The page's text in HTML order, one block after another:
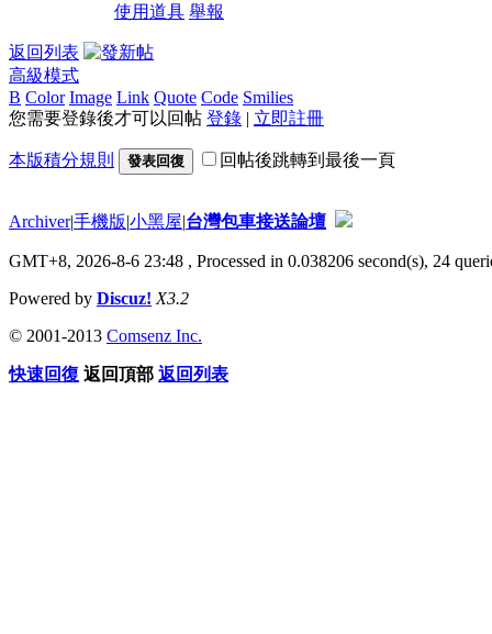
使用道具 舉報
返回列表
高級模式
B Color Image Link Quote Code Smilies
您需要登錄後才可以回帖 登錄 | 立即註冊
本版積分規則 發表回復 回帖後跳轉到最後一頁
Archiver|手機版|小黑屋|台灣包車接送論壇
GMT+8, 2026-8-6 23:48 , Processed in 0.038206 second(s), 24
Powered by Discuz! X3.2
© 2001-2013 Comsenz Inc.
快速回復 返回頂部 返回列表